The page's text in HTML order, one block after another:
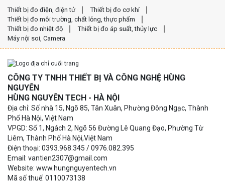
Thiết bị đo điện, điện tử
Thiết bị đo cơ khí
Thiết bị đo môi trường, chất lỏng, thực phẩm
Thiết bị đo nhiệt độ
Thiết bị đo áp suất, thủy lực
Máy nội soi, Camera
CÔNG TY TNHH THIẾT BỊ VÀ CÔNG NGHỆ HÙNG
NGUYÊN
HÙNG NGUYÊN TECH - HÀ NỘI
Địa chỉ: Số nhà 15, Ngõ 85, Tân Xuân, Phường Đông Ngạc, Thành
Phố Hà Nội, Việt Nam
VPGD: Số 1, Ngách 2, Ngõ 56 Đường Lê Quang Đạo, Phường Từ
Liêm, Thành Phố Hà Nội,Việt Nam
Điện thoại: 0393.968.345 / 0976.082.395
Email: vantien2307@gmail.com
Website: www.hungnguyentech.vn
Mã số thuế: 0110073138